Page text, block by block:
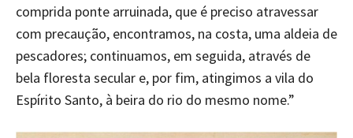
comprida ponte arruinada, que é preciso atravessar
com precaução, encontramos, na costa, uma aldeia de
pescadores; continuamos, em seguida, através de
bela floresta secular e, por fim, atingimos a vila do
Espírito Santo, à beira do rio do mesmo nome.”